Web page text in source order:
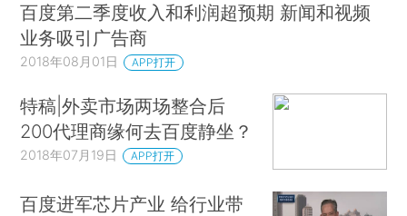
百度第二季度收入和利润超预期 新闻和视频
业务吸引广告商
2018年08月01日 APP打开
特稿|外卖市场两场整合后
200代理商缘何去百度静坐？
2018年07月19日 APP打开
百度进军芯片产业 给行业带